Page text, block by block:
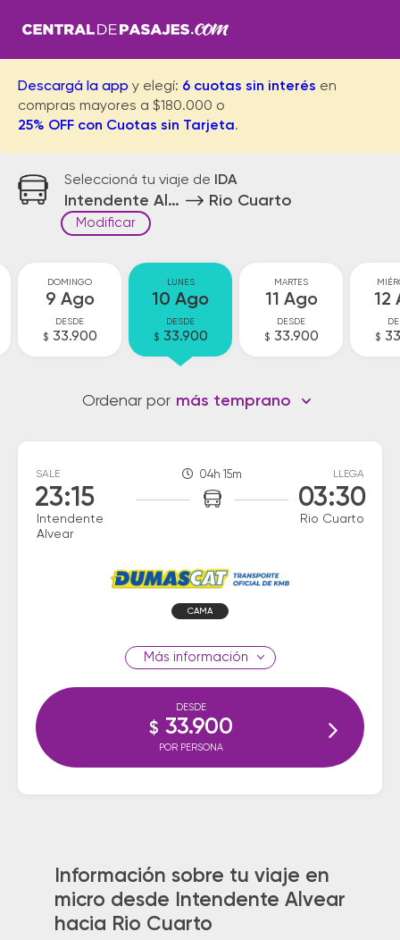
Descargá la app y elegí: 6 cuotas sin interés en
compras mayores a $180.000 o
25% OFF con Cuotas sin Tarjeta.
Seleccioná tu viaje de IDA
Intendente Alvear Rio Cuarto
Modificar
DOMINGO
9 Ago
DESDE
$ 33.900
LUNES
10 Ago
DESDE
$ 33.900
MARTES
11 Ago
DESDE
$ 33.900
12
$
Ordenar por más temprano
SALE
23:15
Intendente
Alvear
04h 15m LLEGA
03:30
Rio Cuarto
CAMA
información
DESDE
$ 33.900
POR PERSONA
Información sobre tu viaje en
micro desde Intendente Alvear
hacia Rio Cuarto